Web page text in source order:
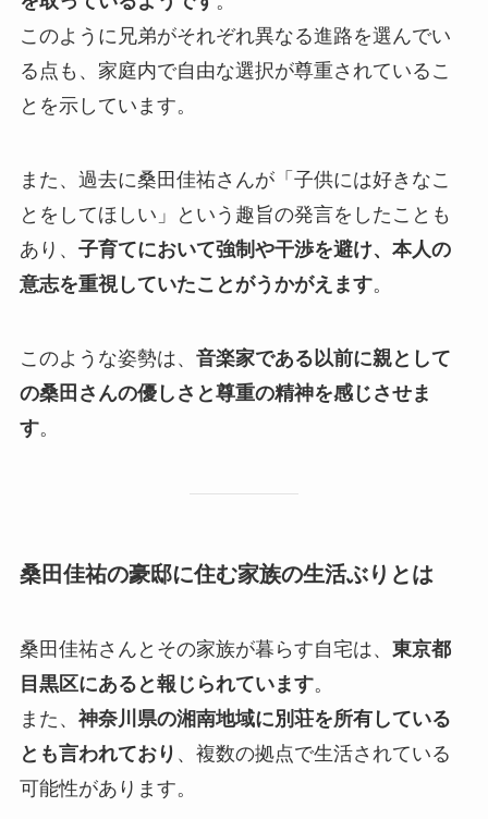
このように兄弟がそれぞれ異なる進路を選んでい
る点も、家庭内で自由な選択が尊重されているこ
とを示しています。
また、過去に桑田佳祐さんが「子供には好きなこ
とをしてほしい」という趣旨の発言をしたことも
あり、 子育てにおいて強制や干渉を避け、本人の
意志を重視していたことがうかがえます。
このような姿勢は、 音楽家である以前に親として
の桑田さんの優しさと尊重の精神を感じさせま
す。
桑田佳祐の豪邸に住む家族の生活ぶりとは
桑田佳祐さんとその家族が暮らす自宅は、 東京都
目黒区にあると報じられています。
また、 神奈川県の湘南地域に別荘を所有している
とも言われており 、複数の拠点で生活されている
可能性があります。